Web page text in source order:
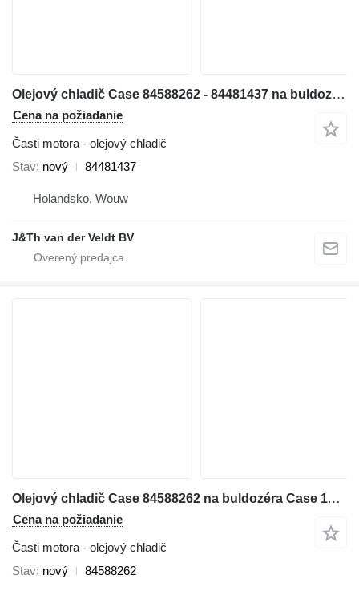
Olejový chladič Case 84588262 - 84481437 na buldozéra Case 1150MLT 1150MWT D125C-LT D125C-WT 1150MWT-LGP D125CWT-LGP
Cena na požiadanie
Časti motora - olejový chladič
Stav nový 84481437
Holandsko, Wouw
J&Th van der Veldt BV
Olejový chladič Case 84588262 na buldozéra Case 1150MLT 1150MWT D125C-LT D125C-WT 1150MWT-LGP D125CWT-LGP
Cena na požiadanie
Časti motora - olejový chladič
Stav nový 84588262